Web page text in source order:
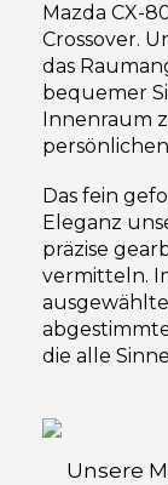
Mazda CX-
Crossover.
das
bequemer
Innenraum
Das fein
Eleganz
präzise
vermitteln.
die alle
Unsere